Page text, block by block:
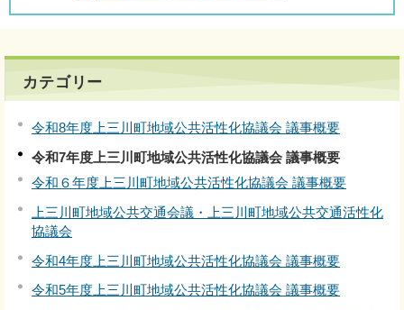
カテゴリー
令和8年度上三川町地域公共活性化協議会 議事概要
令和7年度上三川町地域公共活性化協議会 議事概要
令和６年度上三川町地域公共活性化協議会 議事概要
上三川町地域公共交通会議・上三川町地域公共交通活性化
協議会
令和4年度上三川町地域公共活性化協議会 議事概要
令和5年度上三川町地域公共活性化協議会 議事概要